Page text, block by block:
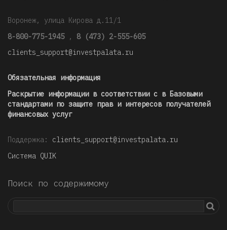
Воронеж, улица Кирова д.11/1
8-800-775-1945 , 8 (473) 2-555-605
clients_support@investpalata.ru
Обязательная информация
Раскрытие информации в соответствии с в Базовыми
стандартами по защите прав и интересов получателей
финансовых услуг
Поддержка: clients_support@investpalata.ru
Система QUIK
Поиск по содержимому